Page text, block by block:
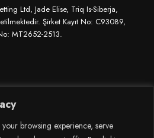
browsing experience, serve
Ltd, Jade Elise, Triq Is-Siberja,
Şirket Kayıt No: C93089,
MT2652-2513.
ÇEREZLER
ŞARTLAR